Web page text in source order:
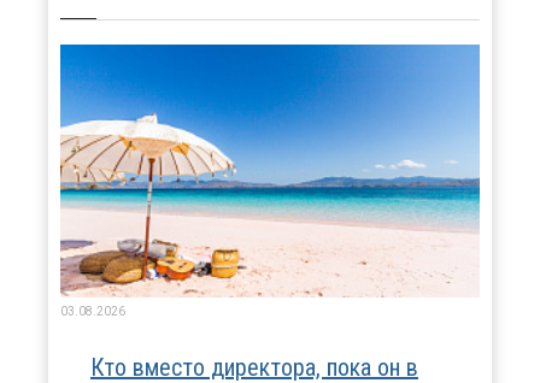
03.08.2026
Кто вместо директора, пока он в